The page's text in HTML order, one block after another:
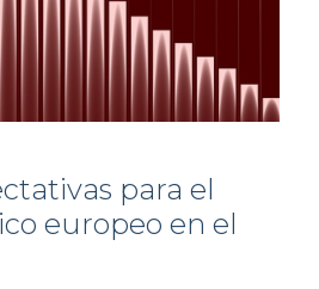
para el
europeo en el